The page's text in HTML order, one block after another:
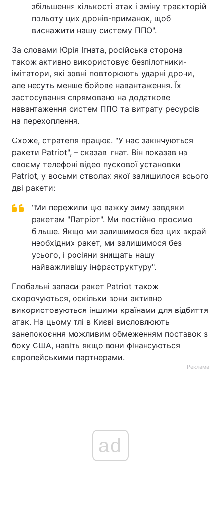
збільшення кількості атак і зміну траєкторій
польоту цих дронів-приманок, щоб
виснажити нашу систему ППО".
За словами Юрія Ігната, російська сторона
також активно використовує безпілотники-
імітатори, які зовні повторюють ударні дрони,
але несуть менше бойове навантаження. Їх
застосування спрямовано на додаткове
навантаження систем ППО та витрату ресурсів
на перехоплення.
Схоже, стратегія працює. "У нас закінчуються
ракети Patriot", – сказав Ігнат. Він показав на
своєму телефоні відео пускової установки
Patriot, у восьми стволах якої залишилося всього
дві ракети:
"Ми пережили цю важку зиму завдяки
ракетам "Патріот". Ми постійно просимо
більше. Якщо ми залишимося без цих вкрай
необхідних ракет, ми залишимося без
усього, і росіяни знищать нашу
найважливішу інфраструктуру".
Глобальні запаси ракет Patriot також
скорочуються, оскільки вони активно
використовуються іншими країнами для відбиття
атак. На цьому тлі в Києві висловлюють
занепокоєння можливим обмеженням поставок з
боку США, навіть якщо вони фінансуються
європейськими партнерами.
Реклама
ad